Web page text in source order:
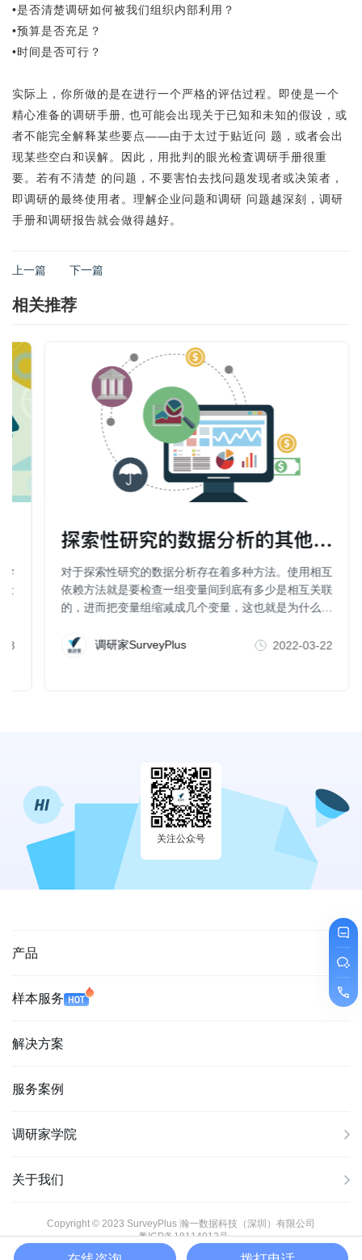
•是否清楚调研如何被我们组织内部利用？
•预算是否充足？
•时间是否可行？
实际上，你所做的是在进行一个严格的评估过程。即使是一个
精心准备的调研手册, 也可能会出现关于已知和未知的假设，或
者不能完全解释某些要点——由于太过于贴近问 题，或者会出
现某些空白和误解。因此，用批判的眼光检査调研手册很重
要。若有不清楚 的问题，不要害怕去找问题发现者或决策者，
即调研的最终使用者。理解企业问题和调研 问题越深刻，调研
手册和调研报告就会做得越好。
上一篇 下一篇
相关推荐
学
量
探索性研究的数据分析的其他方法（
对于探索性研究的数据分析存在着多种方法。使用相互
依赖方法就是要检查一组变量间到底有多少是相互关联
的，进而把变量组缩减成几个变量，这也就是为什么一
化方法。调研家SurveyPlus 2022-03-22
关注公众号
产品
样本服务
解决方案
服务案例
调研家学院
关于我们
Copyright © 2023 SurveyPlus 瀚一数据科技（深圳）有限公司
粤ICP备18114013号
粤公网安备44030502004015号